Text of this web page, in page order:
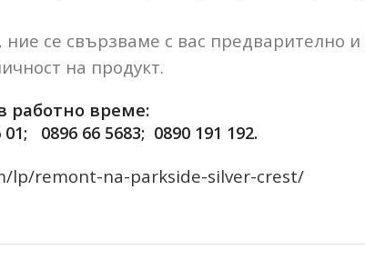
се свързваме с вас предварително и
на продукт.
работно време:
0896 66 5683; 0890 191 192.
lp/remont-na-parkside-silver-crest/